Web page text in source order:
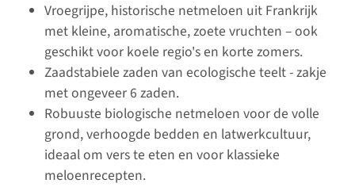
Vroegrijpe, historische netmeloen uit Frankrijk
met kleine, aromatische, zoete vruchten – ook
geschikt voor koele regio's en korte zomers.
Zaadstabiele zaden van ecologische teelt - zakje
met ongeveer 6 zaden.
Robuuste biologische netmeloen voor de volle
grond, verhoogde bedden en latwerkcultuur,
ideaal om vers te eten en voor klassieke
meloenrecepten.